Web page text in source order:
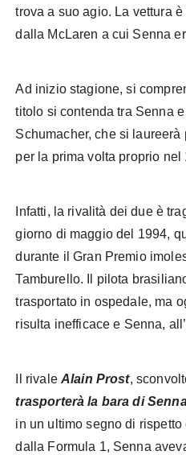
trova a suo agio. La vettura
dalla McLaren a cui Senna
Ad inizio stagione, si
titolo si contenda tra Senna e
Schumacher, che si
per la prima volta proprio nel
Infatti, la rivalità dei due è
giorno di maggio del 1994,
durante il Gran Premio
Tamburello. Il pilota
trasportato in ospedale, ma
risulta inefficace e Senna,
Il rivale Alain Prost,
trasporterà la bara di
in un ultimo segno di
dalla Formula 1, Senna